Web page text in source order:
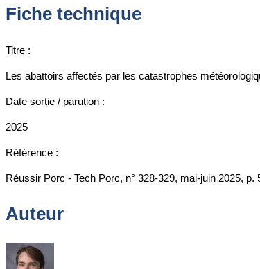
Fiche technique
Titre :
Les abattoirs affectés par les catastrophes
Date sortie / parution :
2025
Référence :
Réussir Porc - Tech Porc, n° 328-329, mai-juin 2025, p.
Auteur